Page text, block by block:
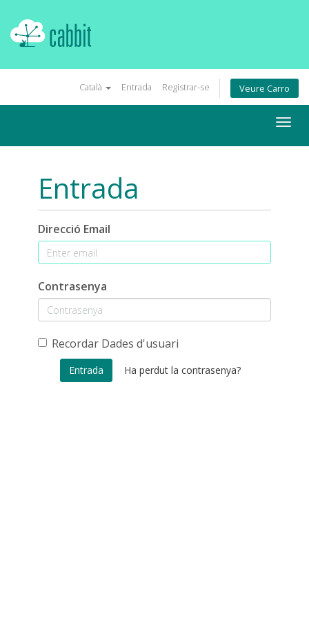
Català Entrada Registrar-se Veure Carro
Entrada
Direcció Email
Contrasenya
Recordar Dades d'usuari
Ha perdut la contrasenya?